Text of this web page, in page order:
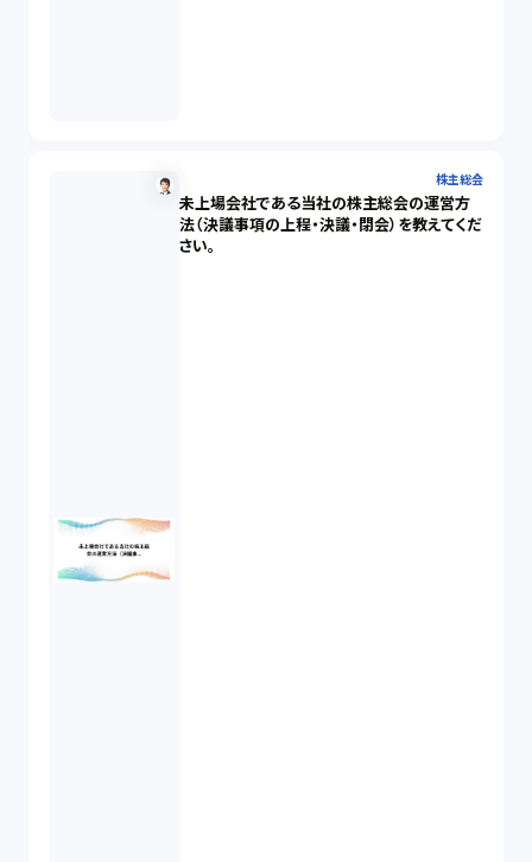
株主総会
未上場会社である当社の株主総会の運営方
法（決議事項の上程・決議・閉会）を教えてくだ
さい。